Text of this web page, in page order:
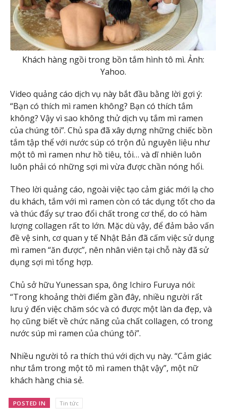
Khách hàng ngồi trong bồn tắm hình tô mì. Ảnh:
Yahoo.
Video quảng cáo dịch vụ này bắt đầu bằng lời gợi ý:
“Bạn có thích mì ramen không? Bạn có thích tắm
không? Vậy vì sao không thử dịch vụ tắm mì ramen
của chúng tôi”. Chủ spa đã xây dựng những chiếc bồn
tắm tập thể với nước súp có trộn đủ nguyên liệu như
một tô mì ramen như hồ tiêu, tỏi… và dĩ nhiên luôn
luôn phải có những sợi mì vừa được chần nóng hổi.
Theo lời quảng cáo, ngoài việc tạo cảm giác mới lạ cho
du khách, tắm với mì ramen còn có tác dụng tốt cho da
và thúc đẩy sự trao đổi chất trong cơ thể, do có hàm
lượng collagen rất to lớn. Mặc dù vậy, để đảm bảo vấn
đề vệ sinh, cơ quan y tế Nhật Bản đã cấm việc sử dụng
mì ramen “ăn được”, nên nhân viên tại chỗ này đã sử
dụng sợi mì tổng hợp.
Chủ sở hữu Yunessan spa, ông Ichiro Furuya nói:
“Trong khoảng thời điểm gần đây, nhiều người rất
lưu ý đến việc chăm sóc và có được một làn da đẹp, và
họ cũng biết về chức năng của chất collagen, có trong
nước súp mì ramen của chúng tôi”.
Nhiều người tỏ ra thích thú với dịch vụ này. “Cảm giác
như tắm trong một tô mì ramen thật vậy”, một nữ
khách hàng chia sẻ.
POSTED IN Tin tức